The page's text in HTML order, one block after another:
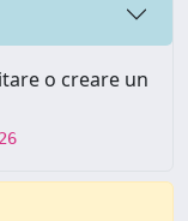
o creare un